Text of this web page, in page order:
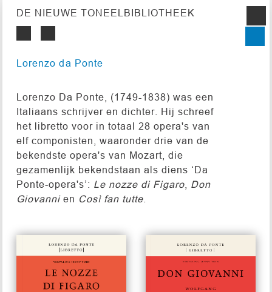
DE NIEUWE TONEELBIBLIOTHEEK
Lorenzo da Ponte
Lorenzo Da Ponte, (1749-1838) was een
Italiaans schrijver en dichter. Hij schreef
het libretto voor in totaal 28 opera's van
elf componisten, waaronder drie van de
bekendste opera's van Mozart, die
gezamenlijk bekendstaan als diens ‘Da
Ponte-opera's’: Le nozze di Figaro, Don
Giovanni en Così fan tutte.